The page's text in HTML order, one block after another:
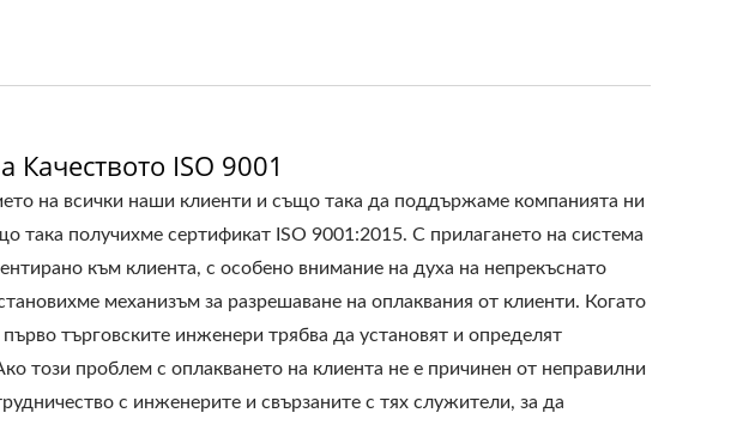
ISO 9001
на всички наши клиенти и също така да поддържаме компанията ни
получихме сертификат ISO 9001:2015. С прилагането на система
към клиента, с особено внимание на духа на непрекъснато
механизъм за разрешаване на оплаквания от клиенти. Когато
търговските инженери трябва да установят и определят
този проблем с оплакването на клиента не е причинен от неправилни
с инженерите и свързаните с тях служители, за да